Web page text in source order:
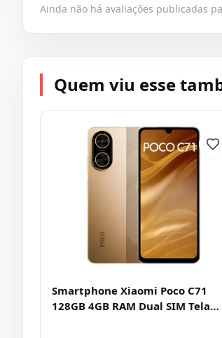
Ainda não há avaliações publicadas
Quem viu esse
Smartphone Xiaomi Poco C71
128GB 4GB RAM Dual SIM Tela